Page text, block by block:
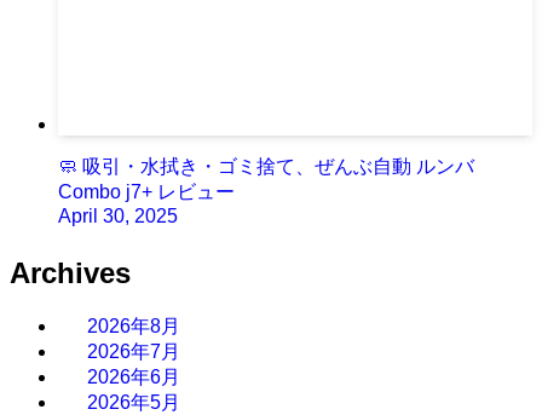
🧼 吸引・水拭き・ゴミ捨て、ぜんぶ自動 ルンバ
Combo j7+ レビュー
April 30, 2025
Archives
2026年8月
2026年7月
2026年6月
2026年5月